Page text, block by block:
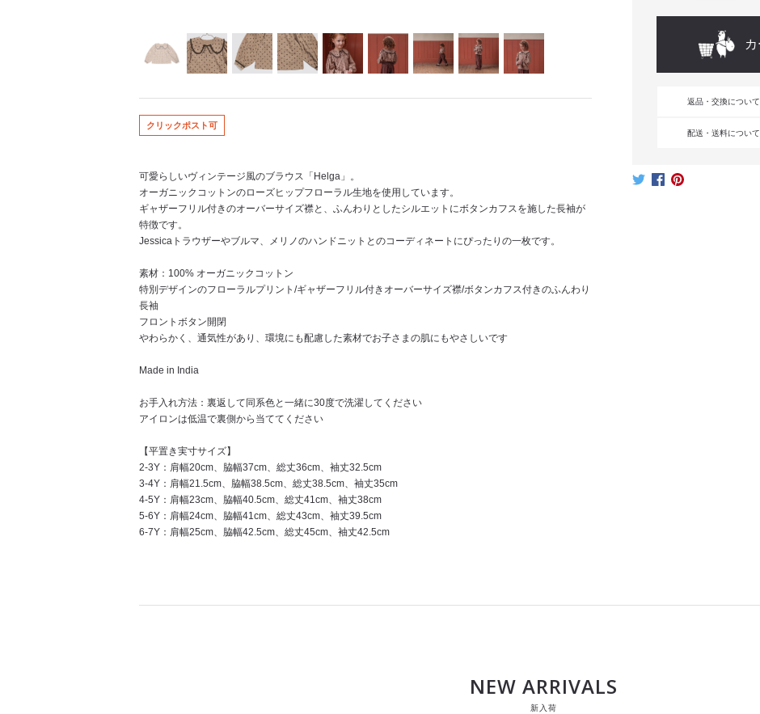
クリックポスト可
可愛らしいヴィンテージ風のブラウス「Helga」。
オーガニックコットンのローズヒップフローラル生地を使用しています。
ギャザーフリル付きのオーバーサイズ襟と、ふんわりとしたシルエットにボタンカフスを施した長袖が
特徴です。
Jessicaトラウザーやブルマ、メリノのハンドニットとのコーディネートにぴったりの一枚です。
素材：100% オーガニックコットン
特別デザインのフローラルプリント/ギャザーフリル付きオーバーサイズ襟/ボタンカフス付きのふんわり
長袖
フロントボタン開閉
やわらかく、通気性があり、環境にも配慮した素材でお子さまの肌にもやさしいです
Made in India
お手入れ方法：裏返して同系色と一緒に30度で洗濯してください
アイロンは低温で裏側から当ててください
【平置き実寸サイズ】
2-3Y：肩幅20cm、脇幅37cm、総丈36cm、袖丈32.5cm
3-4Y：肩幅21.5cm、脇幅38.5cm、総丈38.5cm、袖丈35cm
4-5Y：肩幅23cm、脇幅40.5cm、総丈41cm、袖丈38cm
5-6Y：肩幅24cm、脇幅41cm、総丈43cm、袖丈39.5cm
6-7Y：肩幅25cm、脇幅42.5cm、総丈45cm、袖丈42.5cm
返品・交換について
配送・送料について
NEW ARRIVALS
新入荷